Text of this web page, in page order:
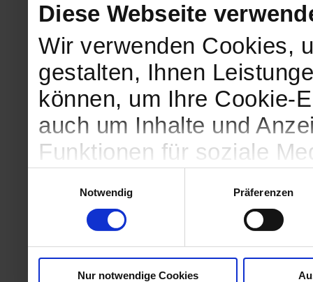
Diese Webseite
Wir verwenden Cookies,
gestalten, Ihnen
können, um Ihre Cookie-
auch um Inhalte und
Funktionen für soziale
geben wir Informationen
Website an unsere
und Analysen weiter, die
Notwendig
Präferenzen
Nur notwendige Cookies